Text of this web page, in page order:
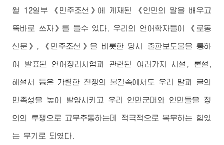
월 12일부 《민주조선》에 게재된 《인민의 말을 배우고
똑바로 쓰자》를 들수 있다. 우리의 언어학자들이 《로동
신문》, 《민주조선》을 비롯한 당시 출판보도물을 통하
여 발표된 언어정리사업과 관련된 여러가지 사설, 론설,
해설서 등은 가렬한 전쟁의 불길속에서도 우리 말과 글의
민족성을 높이 발양시키고 우리 인민군대와 인민들을 정
의의 투쟁으로 고무추동하는데 적극적으로 복무하는 힘있
는 무기로 되였다.